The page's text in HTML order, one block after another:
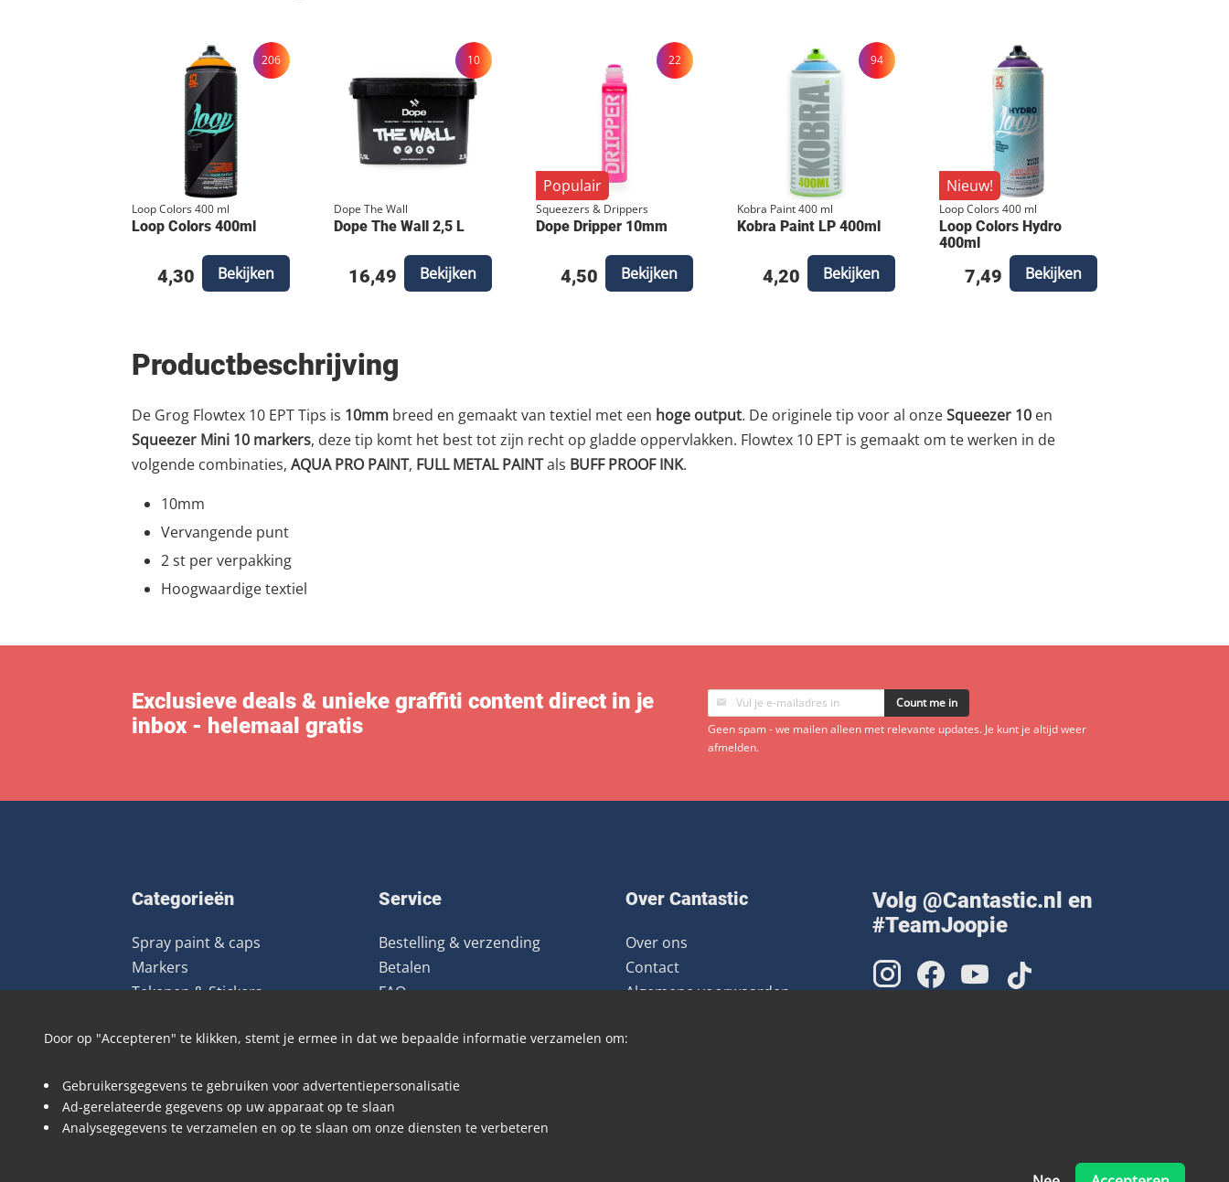
206
Loop Colors 400 ml
Loop Colors 400ml
4,30 Bekijken
10
Dope The Wall
Dope The Wall 2,5 L
16,49 Bekijken
Populair
22
Squeezers & Drippers
Dope Dripper 10mm
4,50 Bekijken
94
Kobra Paint 400 ml
Kobra Paint LP 400ml
4,20 Bekijken
Nieuw!
Loop Colors 400 ml
Loop Colors Hydro
400ml
7,49 Bekijken
Productbeschrijving
De Grog Flowtex 10 EPT Tips is 10mm breed en gemaakt van textiel met een hoge output. De originele tip voor al onzeSqueezer 10 en
Squeezer Mini 10 markers, deze tip komt het best tot zijn recht op gladde oppervlakken. Flowtex 10 EPT is gemaakt om te werken in de
volgende combinaties, AQUA PRO PAINT, FULL METAL PAINTals BUFF PROOF INK.
10mm
Vervangende punt
2 st per verpakking
Hoogwaardige textiel
Exclusieve deals & unieke graffiti content direct in je
inbox - helemaal gratis
Count me in
Geen spam - we mailen alleen met relevante updates. Je kunt je altijd weer
afmelden.
Categorieën
Spray paint & caps
Markers
Tekenen & Stickers
Kleding
Art prints
Deals
Service
Bestelling & verzending
Betalen
FAQ
Over Cantastic
Over ons
Contact
Algemene voorwaarden
Distributie
Volg @Cantastic.nl en
#TeamJoopie
Door op "Accepteren" te klikken, stemt je ermee in dat we bepaalde informatie verzamelen om:
Gebruikersgegevens te gebruiken voor advertentiepersonalisatie
Ad-gerelateerde gegevens op uw apparaat op te slaan
Analysegegevens te verzamelen en op te slaan om onze diensten te verbeteren